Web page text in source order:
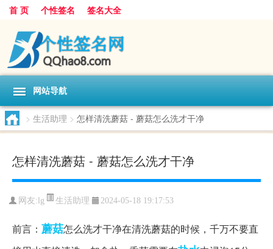
首 页 个性签名 签名大全
网站导航
> 生活助理 > 怎样清洗蘑菇 - 蘑菇怎么洗才干净
怎样清洗蘑菇 - 蘑菇怎么洗才干净
网友: lg 生活助理 2024-05-18 19:17:53
前言： 蘑菇怎么洗才干净在清洗蘑菇的时候，千万不要直